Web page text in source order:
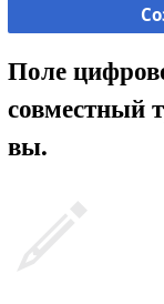
Поле
совместный
вы.